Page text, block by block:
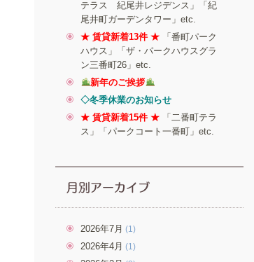
テラス 紀尾井レジデンス」「紀
尾井町ガーデンタワー」etc.
★ 賃貸新着13件 ★
「番町パーク
ハウス」「ザ・パークハウスグラ
ン三番町26」etc.
新年のご挨拶
◇冬季休業のお知らせ
★ 賃貸新着15件 ★
「二番町テラ
ス」「パークコート一番町」etc.
2026年7月 (1)
2026年4月 (1)